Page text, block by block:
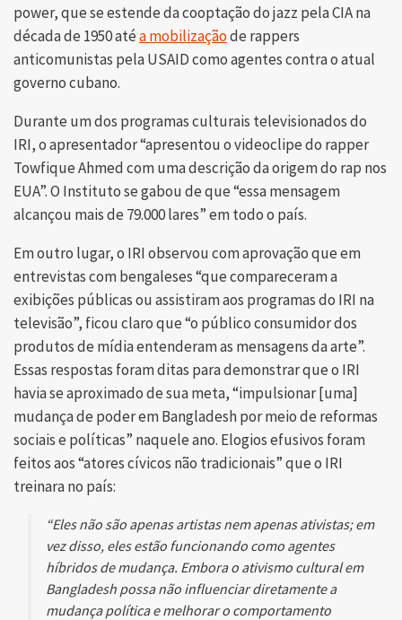
power, que se estende da cooptação do jazz pela CIA na
década de 1950 atéa mobilizaçãode rappers
anticomunistas pela USAID como agentes contra o atual
governo cubano.
Durante um dos programas culturais televisionados do
IRI, o apresentador “apresentou o videoclipe do rapper
Towfique Ahmed com uma descrição da origem do rap nos
EUA”. O Instituto se gabou de que “essa mensagem
alcançou mais de 79.000 lares” em todo o país.
Em outro lugar, o IRI observou com aprovação que em
entrevistas com bengaleses “que compareceram a
exibições públicas ou assistiram aos programas do IRI na
televisão”, ficou claro que “o público consumidor dos
produtos de mídia entenderam as mensagens da arte”.
Essas respostas foram ditas para demonstrar que o IRI
havia se aproximado de sua meta, “impulsionar [uma]
mudança de poder em Bangladesh por meio de reformas
sociais e políticas” naquele ano. Elogios efusivos foram
feitos aos “atores cívicos não tradicionais” que o IRI
treinara no país:
“Eles não são apenas artistas nem apenas ativistas; em
vez disso, eles estão funcionando como agentes
híbridos de mudança. Embora o ativismo cultural em
Bangladesh possa não influenciar diretamente a
mudança política e melhorar o comportamento